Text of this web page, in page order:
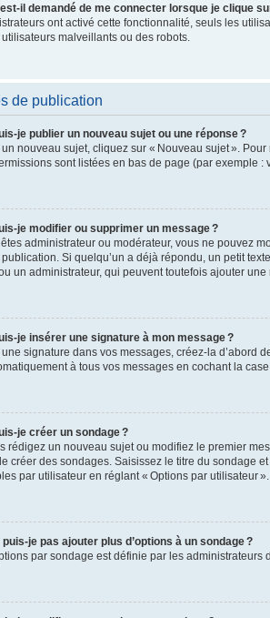
il demandé de me connecter lorsque je clique
ont activé cette fonctionnalité, seuls les
malveillants ou des robots.
de publication
je publier un nouveau sujet ou une réponse ?
nouveau sujet, cliquez sur « Nouveau sujet ».
sont listées en bas de page (par exemple
je modifier ou supprimer un message ?
administrateur ou modérateur, vous ne pouvez
Si quelqu’un a déjà répondu, un petit
un administrateur, qui peuvent toutefois ajouter
je insérer une signature à mon message ?
signature dans vos messages, créez-la d’abord
à tous vos messages en cochant la
je créer un sondage ?
rédigez un nouveau sujet ou modifiez le premier
créer des sondages. Saisissez le titre du sondage
par utilisateur en réglant « Options par utilisateur
je pas ajouter plus d’options à un sondage ?
par sondage est définie par les administrateurs